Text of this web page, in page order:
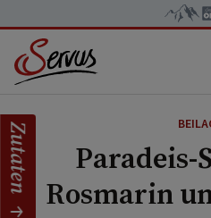
Paradeis-
Rosmarin
Zutaten